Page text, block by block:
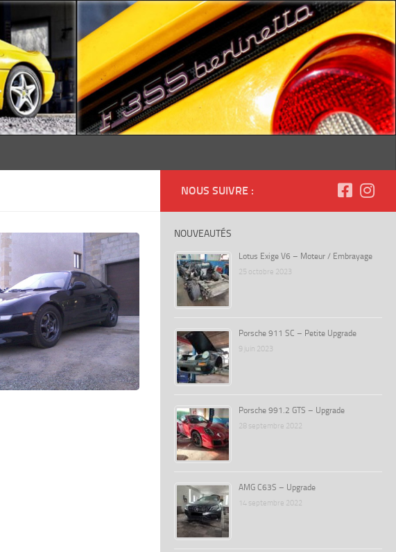
NOUS SUIVRE :
NOUVEAUTÉS
Lotus Exige V6 – Moteur / Embrayage
25 octobre 2023
Porsche 911 SC – Petite Upgrade
9 juin 2023
Porsche 991.2 GTS – Upgrade
28 septembre 2022
AMG C63S – Upgrade
14 septembre 2022